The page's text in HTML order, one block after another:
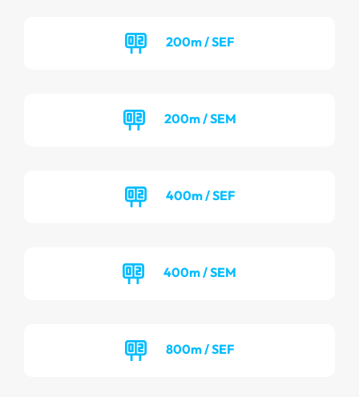
200m / SEF
200m / SEM
400m / SEF
400m / SEM
800m / SEF